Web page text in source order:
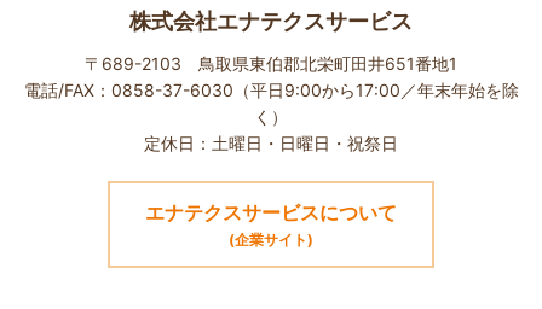
株式会社エナテクスサービス
〒689-2103 鳥取県東伯郡北栄町田井651番地1
電話/FAX：0858-37-6030（平日9:00から17:00／年末年始を除
く）
定休日：土曜日・日曜日・祝祭日
エナテクスサービスについて
(企業サイト)